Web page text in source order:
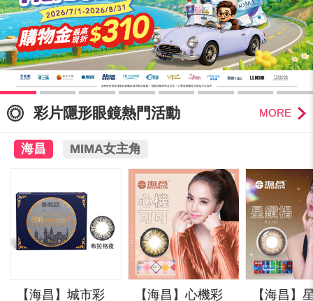
彩片隱形眼鏡熱門活動 MORE
海昌 MIMA女主角
【海昌】城市彩
【海昌】心機彩
【海昌】